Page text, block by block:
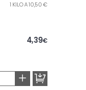
1 KILO A 10,50 €
4,39€
+